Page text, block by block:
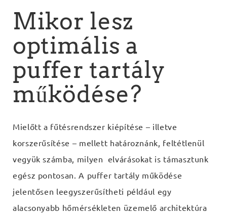
Mikor lesz
optimális a
puffer tartály
működése?
Mielőtt a fűtésrendszer kiépítése – illetve
korszerűsítése – mellett határoznánk, feltétlenül
vegyük számba, milyen elvárásokat is támasztunk
egész pontosan. A puffer tartály működése
jelentősen leegyszerűsítheti például egy
alacsonyabb hőmérsékleten üzemelő architektúra